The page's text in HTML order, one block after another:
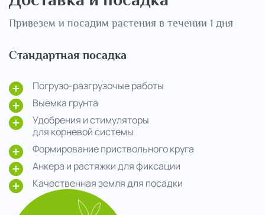
Привезем и посадим растения в течении 1 дня
Стандартная посадка
Погрузо-разгрузочые работы
Выемка грунта
Удобрения и стимуляторы
для корневой системы
Формирование приствольного круга
Анкера и растяжки для фиксации
Качественная земля для посадки